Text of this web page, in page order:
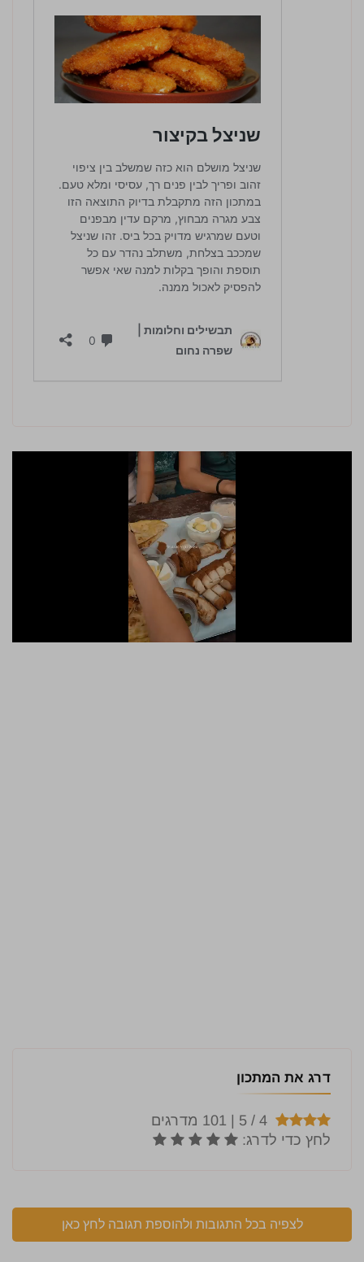
דרג את המתכון
לצפיה בכל התגובות ולהוספת תגובה לחץ כאן